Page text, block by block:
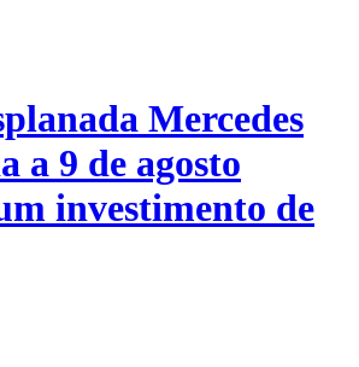
Mercedes
a 9 de agosto
investimento de